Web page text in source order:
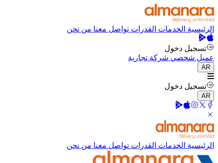
الرئيسية الخدمات القدرات تواصل معنا من نحن
تسجيل دخول
عميل شخصي شركة تجارية
AR
تسجيل دخول
AR
الرئيسية الخدمات القدرات تواصل معنا من نحن